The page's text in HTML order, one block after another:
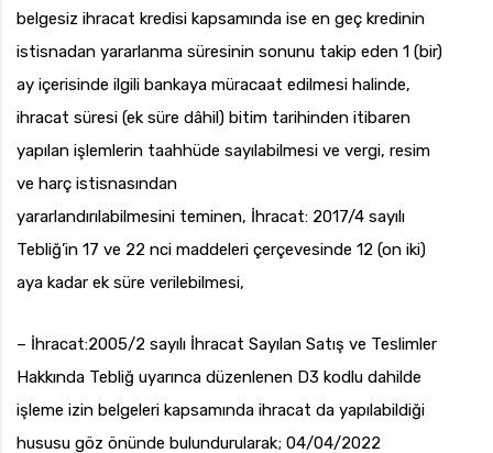
belgesiz ihracat kredisi kapsamında ise en geç kredinin
istisnadan yararlanma süresinin sonunu takip eden 1 (bir)
ay içerisinde ilgili bankaya müracaat edilmesi halinde,
ihracat süresi (ek süre dâhil) bitim tarihinden itibaren
yapılan işlemlerin taahhüde sayılabilmesi ve vergi, resim
ve harç istisnasından
yararlandırılabilmesini teminen, İhracat: 2017/4 sayılı
Tebliğ’in 17 ve 22 nci maddeleri çerçevesinde 12 (on iki)
aya kadar ek süre verilebilmesi,
– İhracat:2005/2 sayılı İhracat Sayılan Satış ve Teslimler
Hakkında Tebliğ uyarınca düzenlenen D3 kodlu dahilde
işleme izin belgeleri kapsamında ihracat da yapılabildiği
hususu göz önünde bulundurularak; 04/04/2022